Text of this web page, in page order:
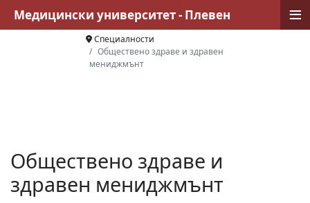
Специалности
Обществено здраве и здравен
мениджмънт
Обществено здраве и
здравен мениджмънт
Медицински университет - Плевен ≡